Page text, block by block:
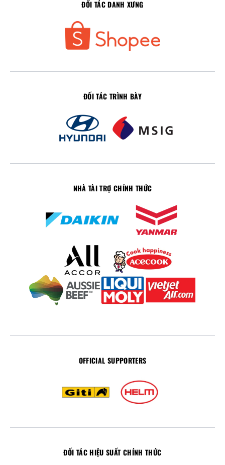
ĐỐI TÁC DANH XƯNG
ĐỐI TÁC TRÌNH BÀY
NHÀ TÀI TRỢ CHÍNH THỨC
OFFICIAL SUPPORTERS
ĐỐI TÁC HIỆU SUẤT CHÍNH THỨC